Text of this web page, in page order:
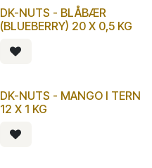
DK-NUTS - BLÅBÆR
(BLUEBERRY) 20 X 0,5 KG
DK-NUTS - MANGO I TERN
12 X 1 KG